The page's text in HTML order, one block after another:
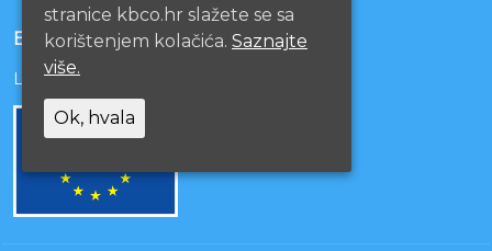
EU PROJEKTI
Lista projekata
stranice kbco.hr slažete se sa
korištenjem kolačića. Saznajte
više.
Ok, hvala